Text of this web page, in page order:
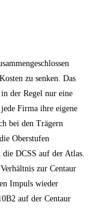
zu senken. Das
der Regel nur eine
Firma ihre eigene
bei den Trägern
Oberstufen
DCSS auf der Atlas.
zur Centaur
Impuls wieder
auf der Centaur